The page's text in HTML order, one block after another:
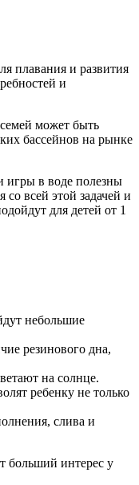
плавания и развития
и
может быть
бассейнов на рынке
игры в воде полезны
всей этой задачей и
для детей от 1
небольшие
резинового дна,
на солнце.
ребенку не только
слива и
больший интерес у